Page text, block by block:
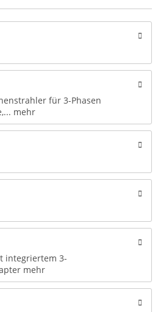
für 3-Phasen
mehr
integriertem 3-
mehr